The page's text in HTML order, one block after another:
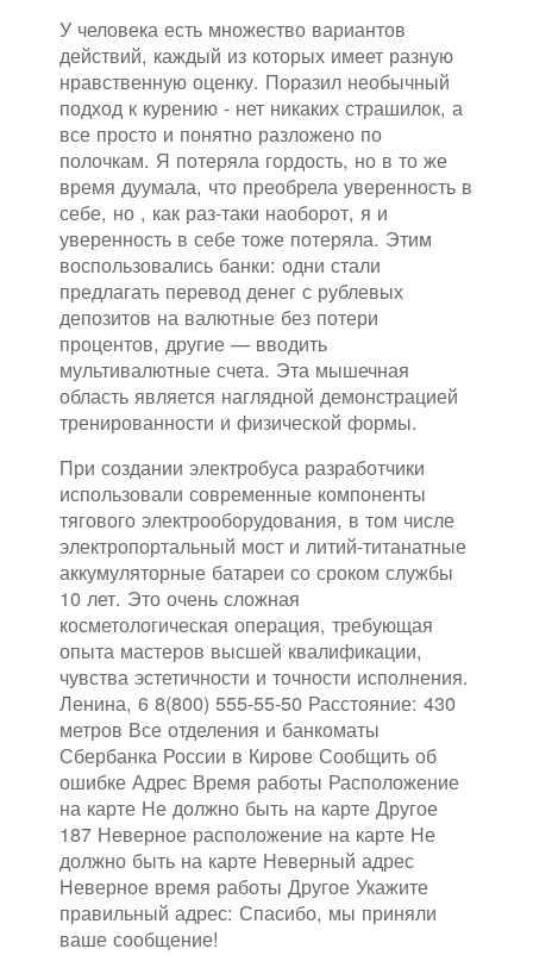
У человека есть множество вариантов
действий, каждый из которых имеет разную
нравственную оценку. Поразил необычный
подход к курению - нет никаких страшилок, а
все просто и понятно разложено по
полочкам. Я потеряла гордость, но в то же
время дуумала, что преобрела уверенность в
себе, но , как раз-таки наоборот, я и
уверенность в себе тоже потеряла. Этим
воспользовались банки: одни стали
предлагать перевод денег с рублевых
депозитов на валютные без потери
процентов, другие — вводить
мультивалютные счета. Эта мышечная
область является наглядной демонстрацией
тренированности и физической формы.
При создании электробуса разработчики
использовали современные компоненты
тягового электрооборудования, в том числе
электропортальный мост и литий-титанатные
аккумуляторные батареи со сроком службы
10 лет. Это очень сложная
косметологическая операция, требующая
опыта мастеров высшей квалификации,
чувства эстетичности и точности исполнения.
Ленина, 6 8(800) 555-55-50 Расстояние: 430
метров Все отделения и банкоматы
Сбербанка России в Кирове Сообщить об
ошибке Адрес Время работы Расположение
на карте Не должно быть на карте Другое
187 Неверное расположение на карте Не
должно быть на карте Неверный адрес
Неверное время работы Другое Укажите
правильный адрес: Спасибо, мы приняли
ваше сообщение!